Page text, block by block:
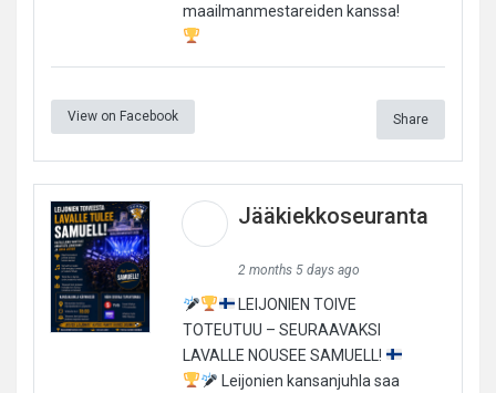
maailmanmestareiden kanssa!
View on Facebook Share
Jääkiekkoseuranta
2 months 5 days ago
LEIJONIEN TOIVE
TOTEUTUU – SEURAAVAKSI
LAVALLE NOUSEE SAMUELL!
Leijonien kansanjuhla saa